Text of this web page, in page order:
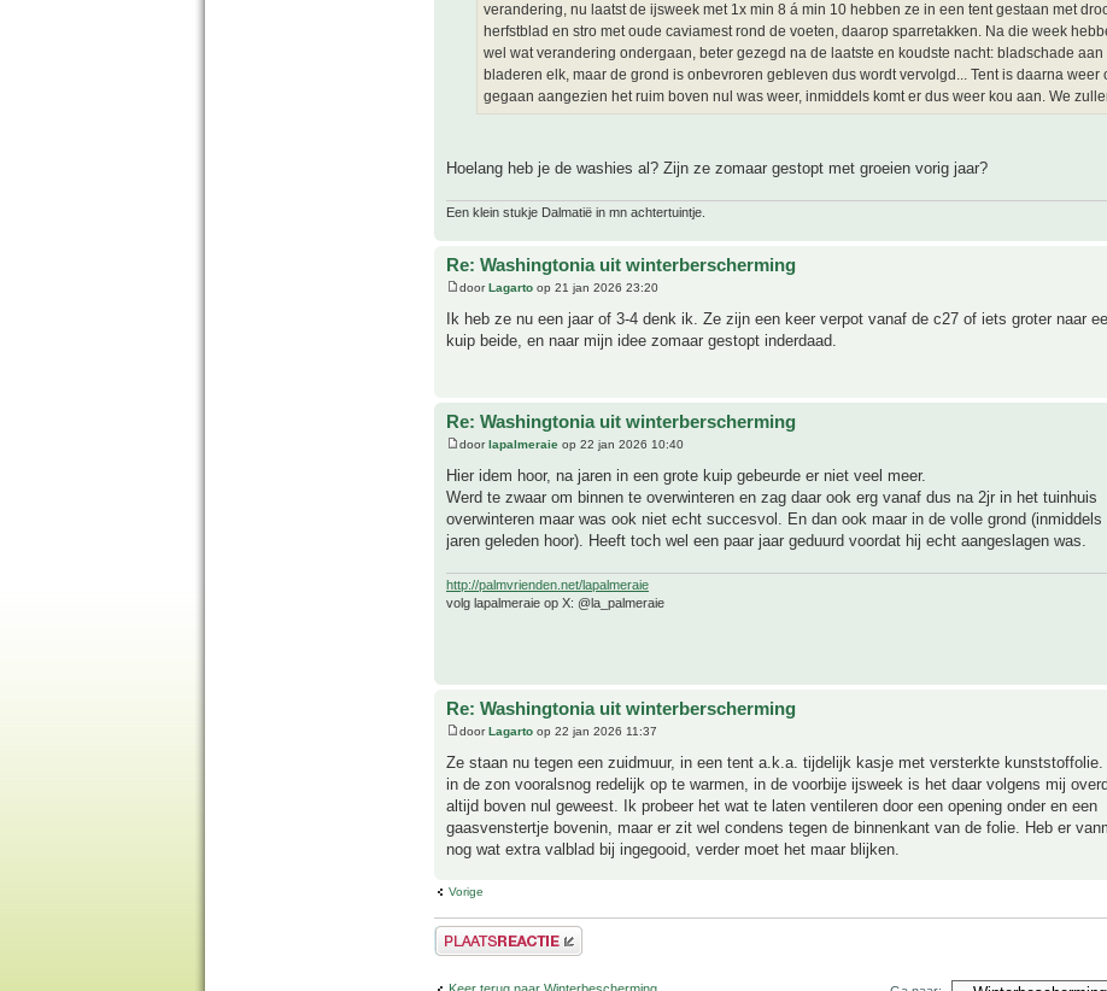
verandering, nu laatst de ijsweek met 1x min 8 á min 10 hebben ze in een tent gestaan met
herfstblad en stro met oude caviamest rond de voeten, daarop sparretakken. Na die week
wel wat verandering ondergaan, beter gezegd na de laatste en koudste nacht: bladschade aan
bladeren elk, maar de grond is onbevroren gebleven dus wordt vervolgd... Tent is daarna weer
gegaan aangezien het ruim boven nul was weer, inmiddels komt er dus weer kou aan. We
Hoelang heb je de washies al? Zijn ze zomaar gestopt met groeien vorig jaar?
Een klein stukje Dalmatië in mn achtertuintje.
Re: Washingtonia uit winterberscherming
door Lagarto op 21 jan 2026 23:20
Ik heb ze nu een jaar of 3-4 denk ik. Ze zijn een keer verpot vanaf de c27 of iets groter naar
kuip beide, en naar mijn idee zomaar gestopt inderdaad.
Re: Washingtonia uit winterberscherming
door lapalmeraie op 22 jan 2026 10:40
Hier idem hoor, na jaren in een grote kuip gebeurde er niet veel meer.
Werd te zwaar om binnen te overwinteren en zag daar ook erg vanaf dus na 2jr in het tuinhuis
overwinteren maar was ook niet echt succesvol. En dan ook maar in de volle grond (inmiddels
jaren geleden hoor). Heeft toch wel een paar jaar geduurd voordat hij echt aangeslagen was.
http://palmvrienden.net/lapalmeraie
volg lapalmeraie op X: @la_palmeraie
Re: Washingtonia uit winterberscherming
door Lagarto op 22 jan 2026 11:37
Ze staan nu tegen een zuidmuur, in een tent a.k.a. tijdelijk kasje met versterkte
in de zon vooralsnog redelijk op te warmen, in de voorbije ijsweek is het daar volgens mij
altijd boven nul geweest. Ik probeer het wat te laten ventileren door een opening onder en een
gaasvenstertje bovenin, maar er zit wel condens tegen de binnenkant van de folie. Heb er
nog wat extra valblad bij ingegooid, verder moet het maar blijken.
Vorige
Plaats een reactie